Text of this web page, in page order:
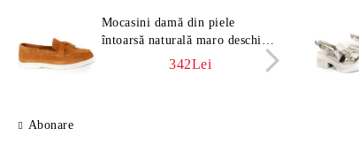
Mocasini damă din piele
întoarsă naturală maro deschis –
342Lei
Abonare